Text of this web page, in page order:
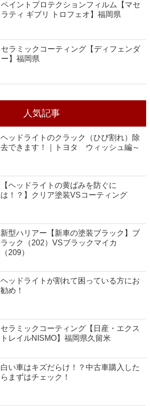
ペイントプロテクションフィルム【マセ
ラティ ギブリ トロフェオ】福岡県
セラミックコーティング【ディフェンダ
ー】福岡県
人気記事
ヘッドライトのクラック（ひび割れ）除
去できます！｜トヨタ ウィッシュ編～
【ヘッドライトの黄ばみを防ぐに
は！？】クリア塗装VSコーティング
新型ハリアー【新車の塗装ブラック】ブ
ラック（202）VSブラックマイカ
（209）
ヘッドライトが割れて困っている方にお
勧め！
セラミックコーティング【日産・エクス
トレイルNISMO】福岡県久留米
白い車はキズだらけ！？中古車購入した
らまずはチェック！